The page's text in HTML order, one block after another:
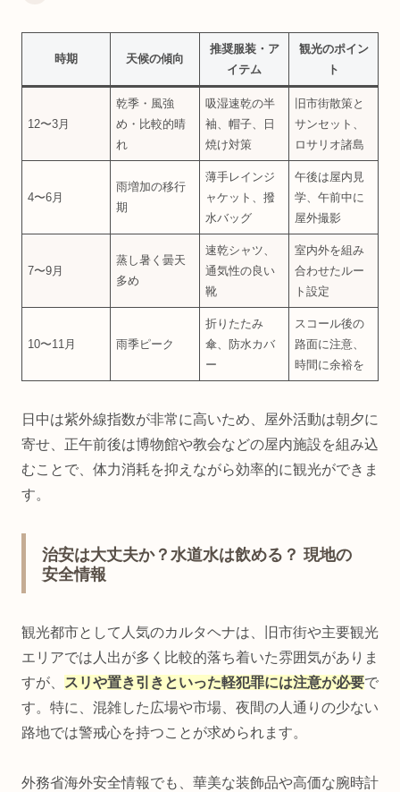
時期 天候の傾向
推奨服装・ア
イテム
観光のポイン
ト
12〜3月
乾季・風強
め・比較的晴
れ
吸湿速乾の半
袖、帽子、日
焼け対策
旧市街散策と
サンセット、
ロサリオ諸島
4〜6月
雨増加の移行
期
薄手レインジ
ャケット、撥
水バッグ
午後は屋内見
学、午前中に
屋外撮影
7〜9月
蒸し暑く曇天
多め
速乾シャツ、
通気性の良い
靴
室内外を組み
合わせたルー
ト設定
10〜11月 雨季ピーク
折りたたみ
傘、防水カバ
ー
スコール後の
路面に注意、
時間に余裕を
日中は紫外線指数が非常に高いため、屋外活動は朝夕に
寄せ、正午前後は博物館や教会などの屋内施設を組み込
むことで、体力消耗を抑えながら効率的に観光ができま
す。
治安は大丈夫か？水道水は飲める？ 現地の
安全情報
観光都市として人気のカルタヘナは、旧市街や主要観光
エリアでは人出が多く比較的落ち着いた雰囲気がありま
すが、
スリや置き引きといった軽犯罪には注意が必要で
す。特に、混雑した広場や市場、夜間の人通りの少ない
路地では警戒心を持つことが求められます。
外務省海外安全情報でも、華美な装飾品や高価な腕時計